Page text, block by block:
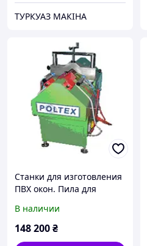
ТУРКУАЗ МАКIНА
Станки для изготовления
ПВХ окон. Пила для
В наличии
148 200₴